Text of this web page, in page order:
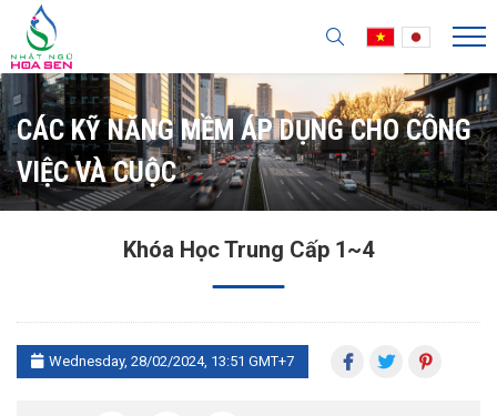
CÁC KỸ NĂNG MỀM ÁP DỤNG CHO CÔNG
VIỆC VÀ CUỘC
Khóa Học Trung Cấp 1~4
Wednesday, 28/02/2024, 13:51 GMT+7